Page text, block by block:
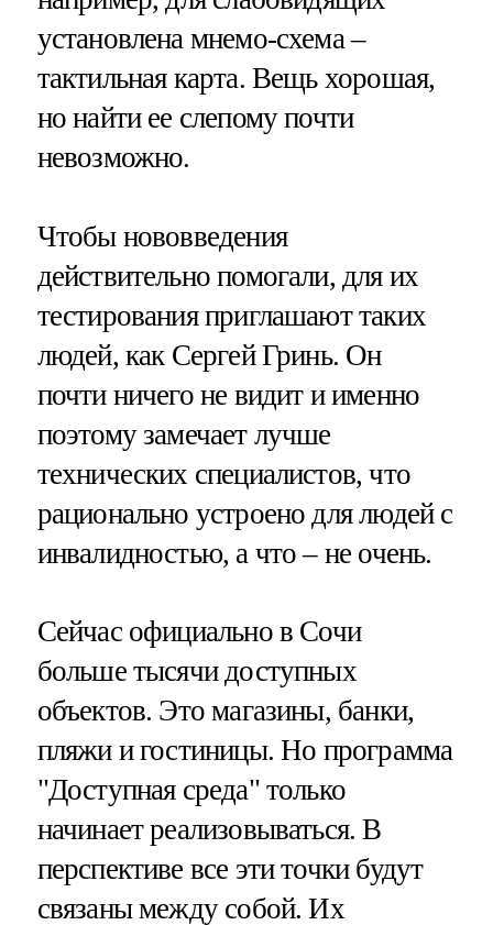
установлена мнемо-схема –
тактильная карта. Вещь хорошая,
но найти ее слепому почти
невозможно.
Чтобы нововведения
действительно помогали, для их
тестирования приглашают таких
людей, как Сергей Гринь. Он
почти ничего не видит и именно
поэтому замечает лучше
технических специалистов, что
рационально устроено для людей с
инвалидностью, а что – не очень.
Сейчас официально в Сочи
больше тысячи доступных
объектов. Это магазины, банки,
пляжи и гостиницы. Но программа
"Доступная среда" только
начинает реализовываться. В
перспективе все эти точки будут
связаны между собой. Их